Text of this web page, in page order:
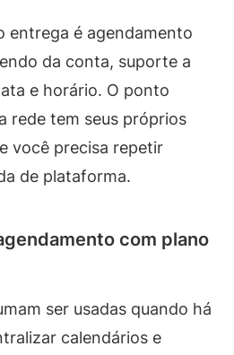
entrega é agendamento
da conta, suporte a
e horário. O ponto
rede tem seus próprios
você precisa repetir
de plataforma.
com plano
ser usadas quando há
calendários e